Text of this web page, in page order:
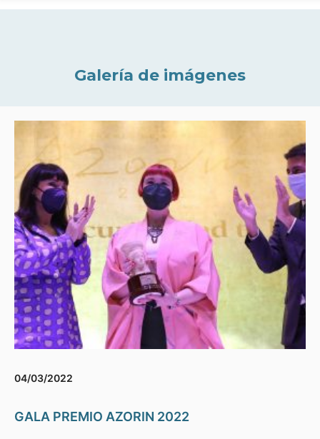
Galería de imágenes
04/03/2022
GALA PREMIO AZORIN 2022